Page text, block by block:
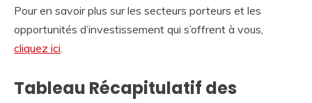
Pour en savoir plus sur les secteurs porteurs et les
opportunités d’investissement qui s’offrent à vous,
cliquez ici
Tableau Récapitulatif des